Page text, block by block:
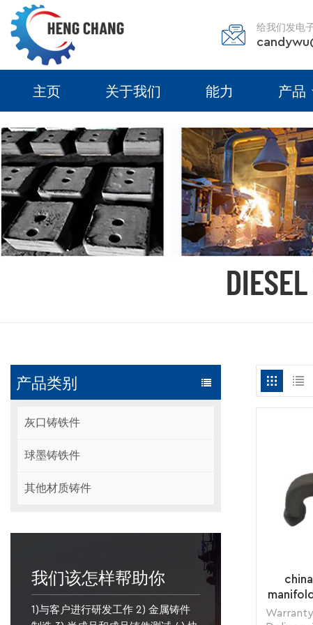
给我们发电
主页 关于我们 能力 产品
产品类别
灰口铸铁件
球墨铸铁件
其他材质铸件
我们该怎样帮助你
1)与客户进行研发工作 2) 金属铸件